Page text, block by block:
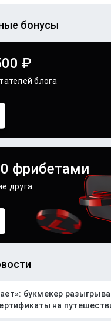
бонусы
₽
блога
фрибетами
друга
букмекер
на